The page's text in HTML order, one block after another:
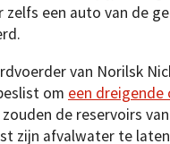
zelfs een auto van de
van Norilsk
om een
de reservoirs
zijn afvalwater te